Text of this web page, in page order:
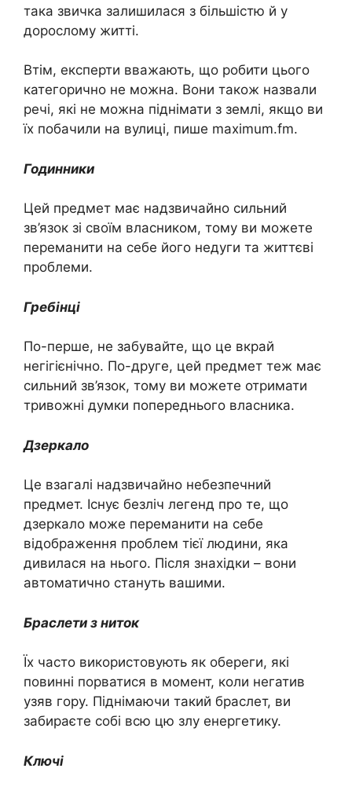
така звичка залишилася з більшістю й у
дорослому житті.
Втім, експерти вважають, що робити цього
категорично не можна. Вони також назвали
речі, які не можна піднімати з землі, якщо ви
їх побачили на вулиці, пише maximum.fm.
Годинники
Цей предмет має надзвичайно сильний
зв’язок зі своїм власником, тому ви можете
переманити на себе його недуги та життєві
проблеми.
Гребінці
По-перше, не забувайте, що це вкрай
негігієнічно. По-друге, цей предмет теж має
сильний зв’язок, тому ви можете отримати
тривожні думки попереднього власника.
Дзеркало
Це взагалі надзвичайно небезпечний
предмет. Існує безліч легенд про те, що
дзеркало може переманити на себе
відображення проблем тієї людини, яка
дивилася на нього. Після знахідки – вони
автоматично стануть вашими.
Браслети з ниток
Їх часто використовують як обереги, які
повинні порватися в момент, коли негатив
узяв гору. Піднімаючи такий браслет, ви
забираєте собі всю цю злу енергетику.
Ключі